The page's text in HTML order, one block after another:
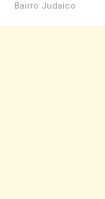
Bairro Judaico